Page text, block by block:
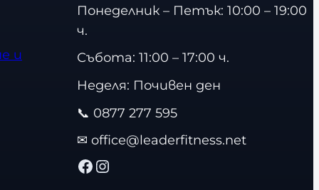
и
Понеделник – Петък: 10:00 – 19:00
ч.
Събота: 11:00 – 17:00 ч.
Неделя: Почивен ден
📞 0877 277 595
✉ office@leaderfitness.net
Facebook Instagram